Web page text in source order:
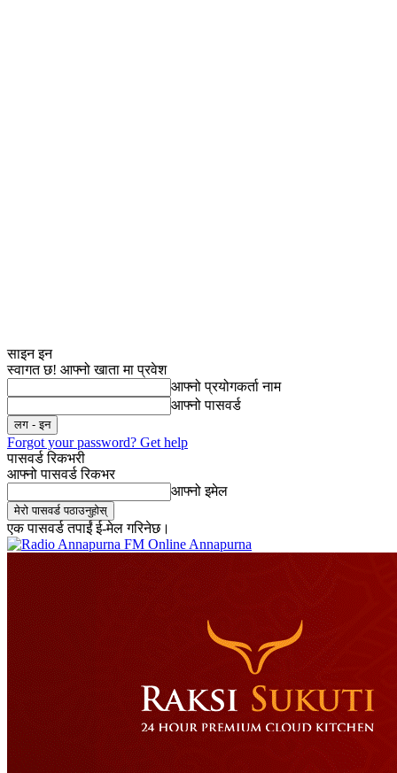
साइन इन
स्वागत छ! आफ्नो खाता मा प्रवेश
आफ्नो प्रयोगकर्ता नाम
आफ्नो पासवर्ड
Forgot your password? Get help
पासवर्ड रिकभरी
आफ्नो पासवर्ड रिकभर
आफ्नो इमेल
एक पासवर्ड तपाईं ई-मेल गरिनेछ।
Online Annapurna